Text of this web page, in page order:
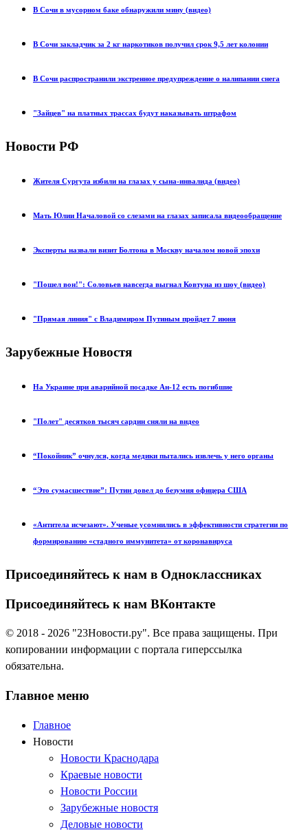
В Сочи в мусорном баке обнаружили мину (видео)
В Сочи закладчик за 2 кг наркотиков получил срок 9,5 лет колонии
В Сочи распространили экстренное предупреждение о налипании снега
"Зайцев" на платных трассах будут наказывать штрафом
Новости РФ
Жителя Сургута избили на глазах у сына-инвалида (видео)
Мать Юлии Началовой со слезами на глазах записала видеообращение
Эксперты назвали визит Болтона в Москву началом новой эпохи
"Пошел вон!": Соловьев навсегда выгнал Ковтуна из шоу (видео)
"Прямая линия" с Владимиром Путиным пройдет 7 июня
Зарубежные Новостя
На Украине при аварийной посадке Ан-12 есть погибшие
"Полет" десятков тысяч сардин сняли на видео
“Покойник” очнулся, когда медики пытались извлечь у него органы
“Это сумасшествие”: Путин довел до безумия офицера США
«Антитела исчезают». Ученые усомнились в эффективности стратегии по
формированию «стадного иммунитета» от коронавируса
Присоединяйтесь к нам в Одноклассниках
Присоединяйтесь к нам ВКонтакте
© 2018 - 2026 "23Новости.ру". Все права защищены. При
копировании информации с портала гиперссылка
обязательна.
Главное меню
Главное
Новости
Новости Краснодара
Краевые новости
Новости России
Зарубежные новостя
Деловые новости